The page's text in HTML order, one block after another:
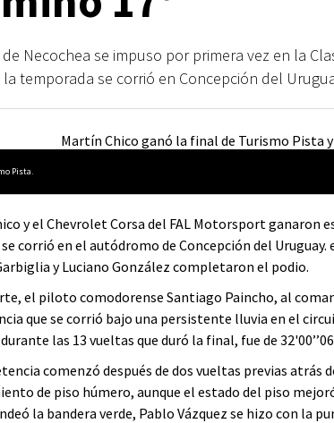
Necochea se impuso por primera vez en la
la temporada se corrió en Concepción del
Pista.
y el Chevrolet Corsa del FAL Motorsport ganaron
corrió en el autódromo de Concepción del
y Luciano González completaron el podio.
el piloto comodorense Santiago Paincho, al
que se corrió bajo una persistente lluvia en el
las 13 vueltas que duró la final, fue de
comenzó después de dos vueltas previas atrás
de piso húmero, aunque el estado del piso
la bandera verde, Pablo Vázquez se hizo con la